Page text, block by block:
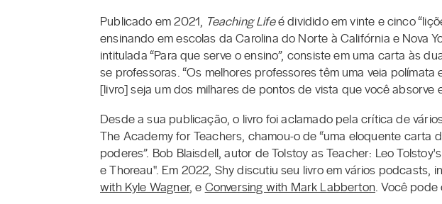
Publicado em 2021, Teaching Lifeé dividido em vinte e cinco
ensinando em escolas da Carolina do Norte à Califórnia e Nova
intitulada “Para que serve o ensino”, consiste em uma carta às
se professoras. “Os melhores professores têm uma veia
[livro] seja um dos milhares de pontos de vista que você absorve
Desde a sua publicação, o livro foi aclamado pela crítica de
The Academy for Teachers, chamou-o de “uma eloquente
poderes”. Bob Blaisdell, autor de Tolstoy as Teacher: Leo
e Thoreau". Em 2022, Shy discutiu seu livro em vários podcasts,
with Kyle Wagner, e Conversing with Mark Labberton. Você pode